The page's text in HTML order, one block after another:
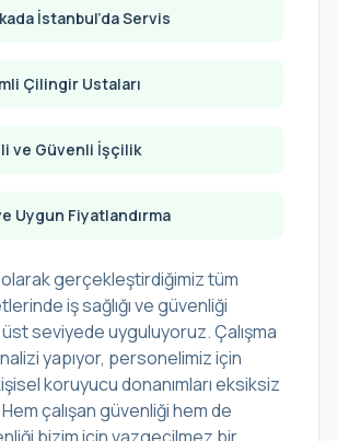
İstanbul’da Servis
Çilingir Ustaları
ve Güvenli İşçilik
Uygun Fiyatlandırma
olarak gerçekleştirdiğimiz tüm
iş sağlığı ve güvenliği
üst seviyede uyguluyoruz. Çalışma
yapıyor, personelimiz için
koruyucu donanımları eksiksiz
çalışan güvenliği hem de